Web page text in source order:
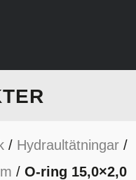
/ Hydraultätningar/
/ O-ring 15,0×2,0